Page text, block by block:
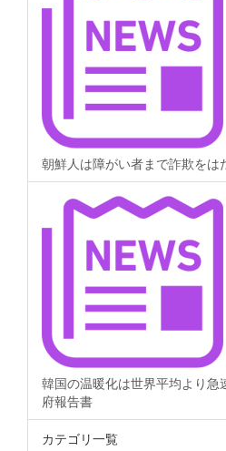
朝鮮人は障がい者まで詐欺をは
韓国の温暖化は世界平均より
府報告書
カテゴリ一覧